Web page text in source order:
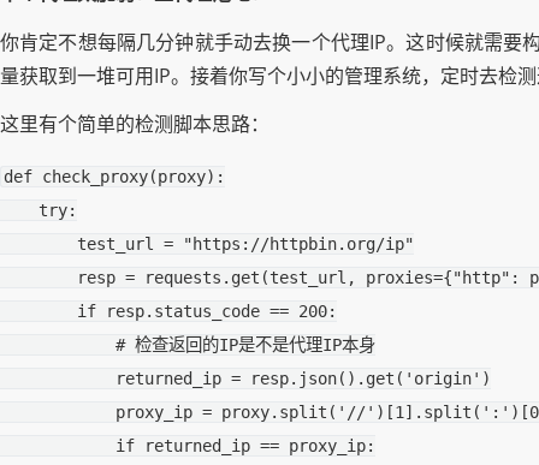
你肯定不想每隔几分钟就手动去换一个代理IP。这时候就需
量获取到一堆可用IP。接着你写个小小的管理系统，定时去检
这里有个简单的检测脚本思路：
def check_proxy(proxy):
try:
test_url =
"https://httpbin.org/ip"
resp = requests . get (test_url , proxies={"http" :
if
resp. status_code == 200:
# 检查返回的IP是不是代理IP本身
returned_ip = resp. json() . get ( 'origin' )
proxy_ip = proxy. split ( '//' )[1] . split ( ':' )[0
if
returned_ip == proxy_ip: